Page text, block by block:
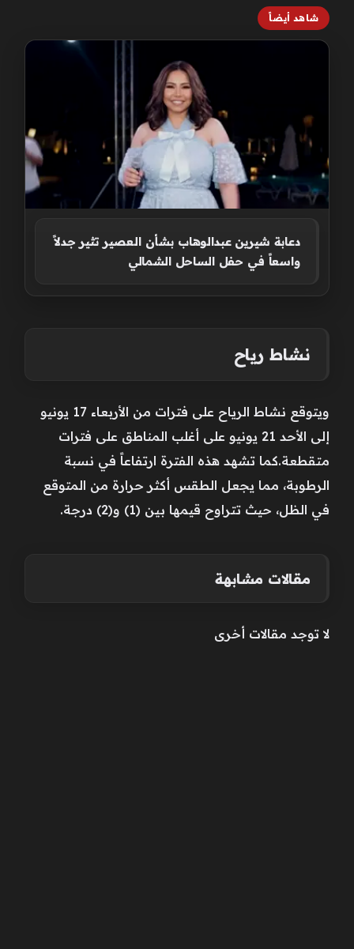
شاهد أيضاً
دعابة شيرين عبدالوهاب بشأن العصير تثير جدلاً
واسعاً في حفل الساحل الشمالي
نشاط رياح
ويتوقع نشاط الرياح على فترات من الأربعاء 17 يونيو
إلى الأحد 21 يونيو على أغلب المناطق على فترات
متقطعة.كما تشهد هذه الفترة ارتفاعاً في نسبة
الرطوبة، مما يجعل الطقس أكثر حرارة من المتوقع
في الظل، حيث تتراوح قيمها بين (1) و(2) درجة.
مقالات مشابهة
لا توجد مقالات أخرى